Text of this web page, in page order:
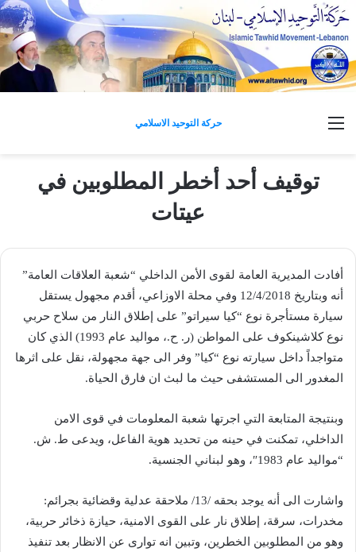
حركة التوحيد الاسلامي
توقيف أحد أخطر المطلوبين في
عيتات
أفادت المديرية العامة لقوى الأمن الداخلي “شعبة العلاقات العامة”
أنه وبتاريخ 12/4/2018 وفي محلة الاوزاعي، أقدم مجهول يستقل
سيارة مستأجرة نوع “كيا سيراتو” على إطلاق النار من سلاح حربي
نوع كلاشينكوف على المواطن (ر. ح.، مواليد عام 1993) الذي كان
متواجداً داخل سيارته نوع “كيا” وفر الى جهة مجهولة، نقل على اثرها
المغدور الى المستشفى حيث ما لبث ان فارق الحياة.
وبنتيجة المتابعة التي اجرتها شعبة المعلومات في قوى الامن
الداخلي، تمكنت في حينه من تحديد هوية الفاعل، ويدعى ط. ش.
“مواليد عام 1983″، وهو لبناني الجنسية.
واشارت الى أنه يوجد بحقه /13/ ملاحقة عدلية وقضائية بجرائم:
مخدرات، سرقة، إطلاق نار على القوى الامنية، حيازة ذخائر حربية،
وهو من المطلوبين الخطرين، وتبين انه توارى عن الانظار بعد تنفيذ